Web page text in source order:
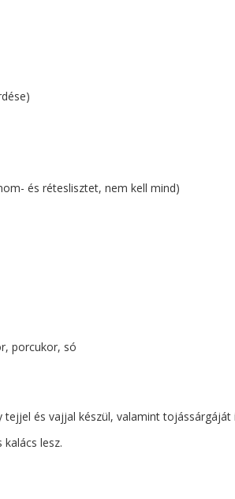
és réteslisztet, nem kell mind)
porcukor, só
és vajjal készül, valamint tojássárgáját
kalács lesz.